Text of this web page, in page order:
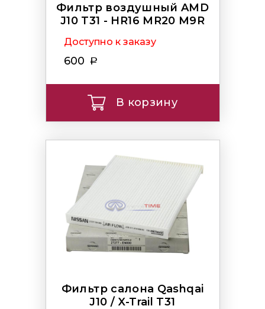
Фильтр воздушный AMD
J10 T31 - HR16 MR20 M9R
Доступно к заказу
600
В корзину
Фильтр салона Qashqai
J10 / X-Trail T31